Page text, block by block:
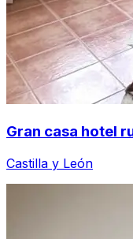
Gran casa hotel
Castilla y León